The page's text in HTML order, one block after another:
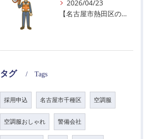
2026/04/23
【名古屋市熱田区の警備会社】GWの面接状況について！
タグ Tags
採用申込 名古屋市千種区 空調服
空調服おしゃれ 警備会社